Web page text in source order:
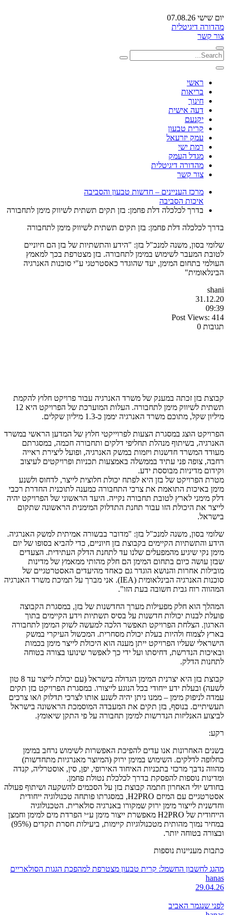
יום שישי 07.08.26
מהדורה דיגיטלית
צור קשר
ראשי
בריאות
חינוך
דעה אישית
יקנעם
קרית טבעון
עמק יזרעאל
רמת ישי
מגדל העמק
מהדורה דיגיטלית
צור קשר
מרכז העניינים – חדשות טבעון והסביבה
איכות הסביבה
בדרך לכלכלה דלת פחמן: בזן תקים תשתית לשיווק מימן לתחבורה
בדרך לכלכלה דלת פחמן: בזן תקים תשתית לשיווק מימן לתחבורה
שלומי בסון, משנה למנכ"ל בזן: "הידע והתשתיות של בזן הם חיוניים
לטובת המעבר לשימוש במימן לתחבורה. בזן מצטרפת בכך למאמץ
העולמי בתחום המימן, יעד שהוגדר כאסטרטגי ע"י סוכנות האנרגיה
הבינלאומית"
shani
31.12.20
09:39
Post Views: 414
תגובות 0
קבוצת בזן זכתה במענק של משרד האנרגיה עבור פרויקט חלוץ להקמת
תשתית לשיווק מימן לתחבורה. העלות המוערכת של הפרויקט היא 12
מיליון שקל, מתוכם משרד האנרגיה יממן כ-1.3 מיליון שקלים.
הפרויקט הוצג במסגרת הצעות לפרוייקטי חלוץ של המדען הראשי במשרד
האנרגיה, בשיתוף מנהלת תחליפי דלקים ותחבורה חכמה, במסגרתם
מעודד המשרד חדשנות ויזמות במשק האנרגיה, ופועל ליצירת ראייה
רחבה, צופה פני עתיד בממשלה באמצעות תכניות ופרויקטים לעיצוב
וקידום מדיניות מבוססת ידע.
מטרת הפרויקט של בזן היא לפתח יכולת חלוצית לייצר, לדחוס ולשנע
מימן באיכות התואמת את צרכי התחבורה כמענה לתוכנית החדרת רכבי
דלק מימני לארץ לטובת תחבורה נקייה. היעד הראשוני של הפרויקט יהיה
לייצר את היכולת הזו עבור תחנת התדלוק המימנית הראשונה שתקום
בישראל.
שלומי בסון, משנה למנכ"ל בזן: "מדובר בבשורה אמיתית למשק האנרגיה.
הידע והתשתיות הקיימים בקבוצת בזן חיוניים, כדי להביא בסופו של יום
מימן נקי שיגיע מהמפעלים שלנו עד לתחנת הדלק העתידית. הצעדים
שבזן עושה כיום בתחום המימן הם חלק מהותי ממאמץ של מדינות
מובילות אחרות והנושא הוגדר גם כאחד מהיעדים האסטרטגיים של
סוכנות האנרגיה הבינלאומית (IEA). אני מברך על תמיכת משרד האנרגיה
המהווה רוח גבית חשובה בעת הזו".
המהלך הוא חלק מפעילות מערך החדשנות של בזן, במסגרת הקבוצה
פועלת לבנות יכולות חדשנות על בסיס תשתיות וידע הקיימים בתוך
הארגון. הצלחת הפרויקט תאפשר הלכה למעשה לשוק המימן לתחבורה
בארץ לצמוח ולהיות בעלת יכולת מסחרית. המכשול העיקרי במשק
הישראלי שעליו הפרויקט ייתן מענה הוא היכולת לייצר מימן בכמות
ובאיכות הנדרשת, דחיסתו ועל ידי כך לאפשר שינועו בצורה בטוחה
לתחנות הדלק.
קבוצת בזן היא יצרנית המימן הגדולה בישראל (עם יכולת לייצר עד 8 טון
לשעה) ובעלת ידע ייחודי בכל הנוגע לייצורו. במסגרת הפרויקט בזן תקים
עמדה לניפוק מימן – ממנו ניתן יהיה לשנע אותו לצרכי תדלוק ו/או צרכים
תעשיתיים. בנוסף, בזן תקים את המעבדה המוסמכת הראשונה בישראל
לביצוע האנליזות הנדרשות למימן תחבורה על פי התקן שיאומץ.
רקע:
בשנים האחרונות אנו עדים להפיכת האפשרות לשימוש נרחב במימן
כחלופה לדלקים. השימוש במימן ירוק (המיוצר מאנרגיות מתחדשות)
מהווה נדבך מרכזי בתכניות האיחוד האירופי, יפן, סין, אוסטרליה, קנדה
ומדינות נוספות להפסקת בדרך לכלכלת נטולת פחמן.
בחודש יולי האחרון חתמה קבוצת בזן על הסכמים להשקעה ושיתוף פעולה
אסטרטגיים עם המיזם H2PRO, במסגרתו פותחה טכנולוגיה ייחודית
וחדשנית לייצור מימן ירוק שמקורו באנרגיה סולארית. הטכנולוגיה
הייחודית של H2PRO מאפשרת ייצור מימן ע״י הפרדת מים למימן וחמצן
במחיר נמוך מהותית מטכנולוגיות קיימות, ביעילות חסרת תקדים (95%)
ובצורה בטוחה יותר.
כתבות מעניינות נוספות
מהגג לחשבון החשמל: קרית טבעון מצטרפת למהפכת הגגות הסולאריים
hanas
29.04.26
לפני שנגמר האביב